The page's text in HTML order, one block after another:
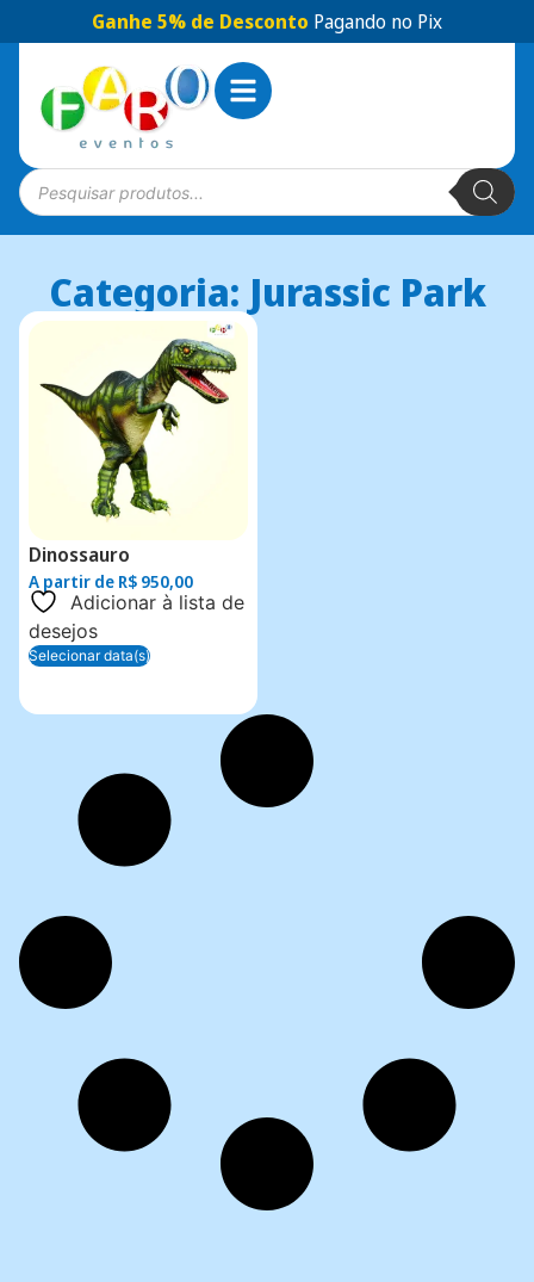
Ganhe 5% de Desconto Pagando no Pix
Categoria: Jurassic Park
Dinossauro
A partir de R$ 950,00
Adicionar à lista de
desejos
Selecionar data(s)